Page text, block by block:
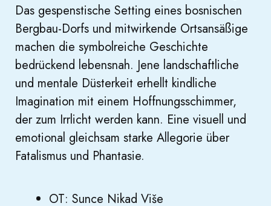
Das gespenstische Setting eines bosnischen
Bergbau-Dorfs und mitwirkende Ortsansäßige
machen die symbolreiche Geschichte
bedrückend lebensnah. Jene landschaftliche
und mentale Düsterkeit erhellt kindliche
Imagination mit einem Hoffnungsschimmer,
der zum Irrlicht werden kann. Eine visuell und
emotional gleichsam starke Allegorie über
Fatalismus und Phantasie.
OT: Sunce Nikad Više